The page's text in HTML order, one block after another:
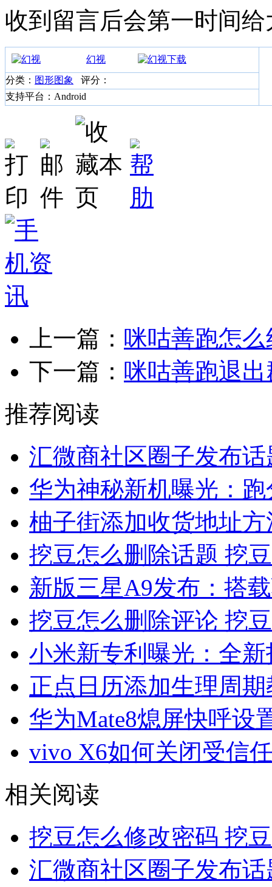
收到留言后会第一时间
幻视
分类： 图形图象
评分：
支持平台：Android
上一篇： 咪咕善跑怎
下一篇： 咪咕善跑退
推荐阅读
汇微商社区圈子发布
华为神秘新机曝光：
柚子街添加收货地址方
挖豆怎么删除话题 挖
新版三星A9发布：搭
挖豆怎么删除评论 挖
小米新专利曝光：全
正点日历添加生理周期
华为Mate8熄屏快呼设
vivo X6如何关闭受信
相关阅读
挖豆怎么修改密码 挖
汇微商社区圈子发布